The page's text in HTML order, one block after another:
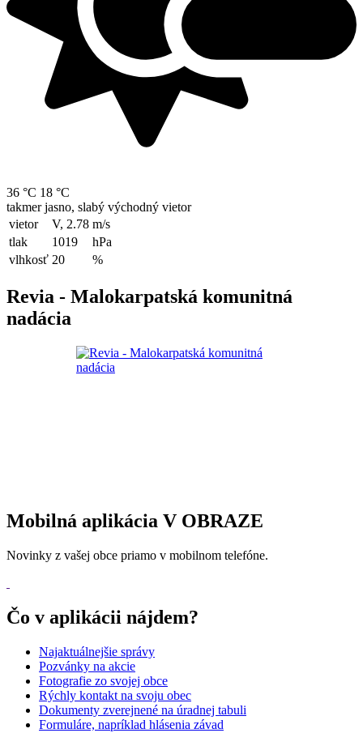
36 °C 18 °C
takmer jasno, slabý východný vietor
vietor
V, 2.78 m/s
tlak
1019
hPa
vlhkosť 20 %
Revia - Malokarpatská komunitná
nadácia
Mobilná aplikácia V OBRAZE
Novinky z vašej obce priamo v mobilnom telefóne.
Čo v aplikácii nájdem?
Najaktuálnejšie správy
Pozvánky na akcie
Fotografie zo svojej obce
Rýchly kontakt na svoju obec
Dokumenty zverejnené na úradnej tabuli
Formuláre, napríklad hlásenia závad